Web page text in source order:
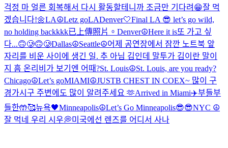
걱정 마 얼른 회복해서 다시 활동할테니까 조금만 기다려😁잘 먹
겠습니다!🌼LA☮️Letz goLADenver🤍Final LA 😎 let’s go wild,
no holding backkkk已上傳照片。 Denver☮️Here it is또 가고 싶
다...🙃🥲🙃🥲Dallas☮️Seattle☮️어제 공연장에서 잠깐 노트북 앞
자리를 비운 사이에 생긴 일. 추 아님 김인데 말투가 김이란 말이
지 흠 온리비가 보기엔 어때?St. Louis☮️St. Louis, are you ready?
Chicago☮️Let’s goMIAMI☮️JUSTB CHEST IN COEX~ 많이 구
경가시구 주변에도 많이 알려주세요 🫶Arrived in Miami✈️부들부
들한🤲🥰뉴욕🖤Minneapolis☮️Let’s Go Minneapolis😎😎NYC ☮️
잘 먹네 우리 시우💭미국에선 렌즈를 어디서 사나